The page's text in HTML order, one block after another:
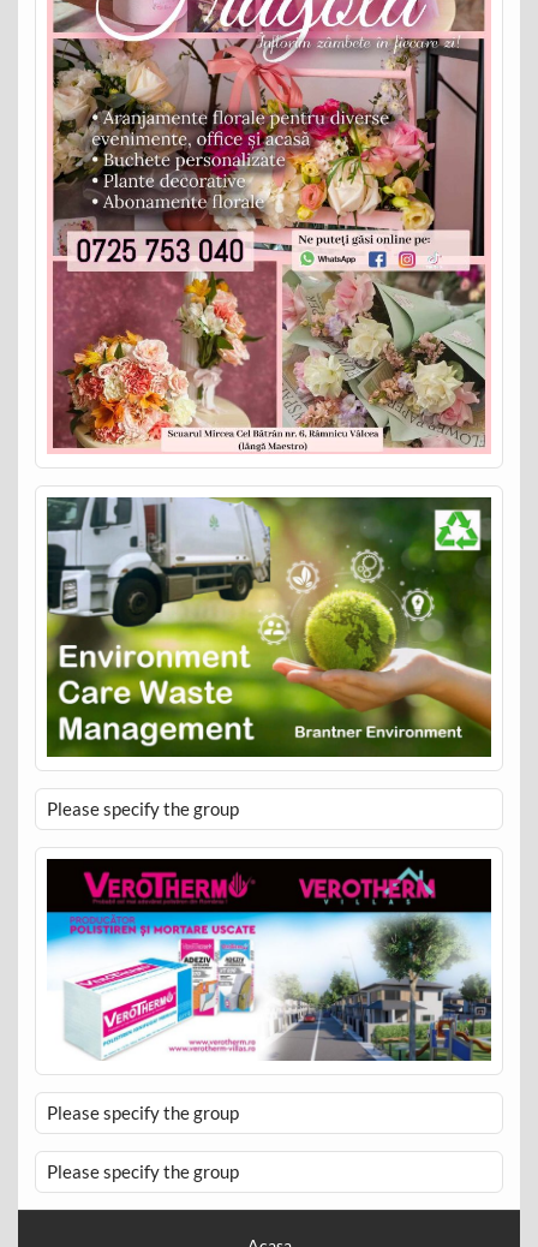
Please specify the group
Please specify the group
Please specify the group